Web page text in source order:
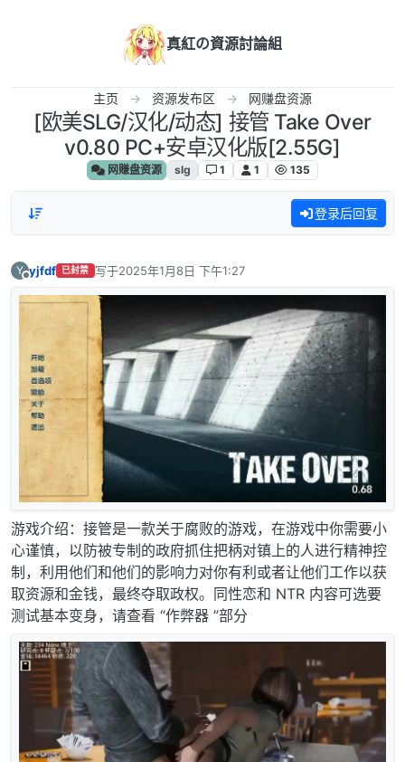
真紅の資源討論組
主页 资源发布区 网赚盘资源
[欧美SLG/汉化/动态] 接管 Take Over
v0.80 PC+安卓汉化版[2.55G]
网赚盘资源 slg 1 1 135
登录后回复
Y yjfdf 已封禁 写于2025年1月8日 下午1:27
最后由 编辑
游戏介绍：接管是一款关于腐败的游戏，在游戏中你需要小
心谨慎，以防被专制的政府抓住把柄对镇上的人进行精神控
制，利用他们和他们的影响力对你有利或者让他们工作以获
取资源和金钱，最终夺取政权。同性恋和 NTR 内容可选要
测试基本变身，请查看 “作弊器 ”部分